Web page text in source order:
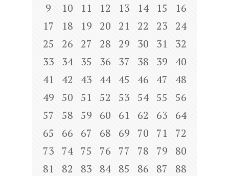
9
10 11 12 13 14 15
16
17
18 19 20 21 22 23
24
25
26 27 28 29 30 31
32
33
34 35 36 37 38 39
40
41
42 43 44 45 46 47
48
49
50 51 52 53 54 55
56
57
58 59 60 61 62 63
64
65
66 67 68 69 70 71
72
73
74 75 76 77 78 79
80
81
82 83 84 85 86 87
88